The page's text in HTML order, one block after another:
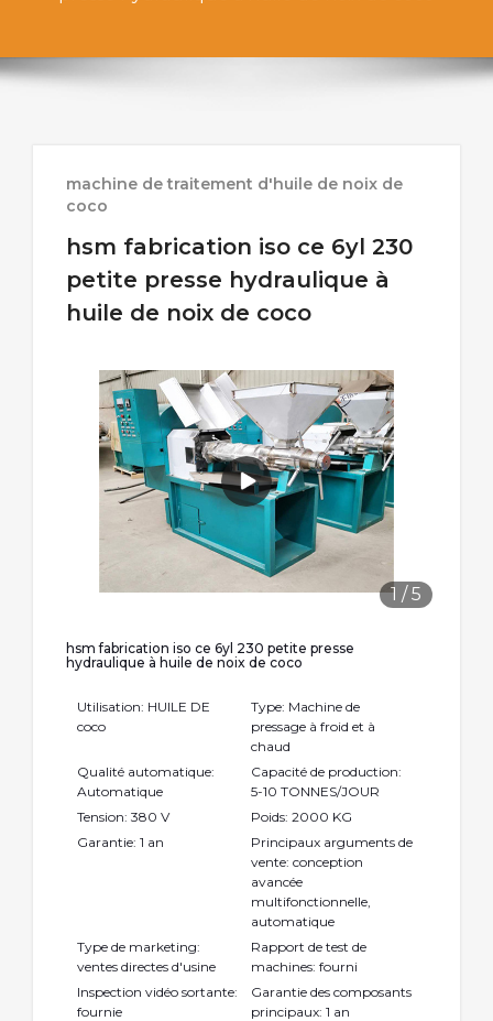
machine de traitement d'huile de noix de
coco
hsm fabrication iso ce 6yl 230
petite presse hydraulique à
huile de noix de coco
1 /5
hsm fabrication iso ce 6yl 230 petite presse
hydraulique à huile de noix de coco
Utilisation: HUILE DE
coco
Type: Machine de
pressage à froid et à
chaud
Qualité automatique:
Automatique
Capacité de production:
5-10 TONNES/JOUR
Tension: 380 V
Poids: 2000 KG
Garantie: 1 an
Principaux arguments de
vente: conception
avancée
multifonctionnelle,
automatique
Type de marketing:
ventes directes d'usine
Rapport de test de
machines: fourni
Inspection vidéo sortante:
fournie
Garantie des composants
principaux: 1 an